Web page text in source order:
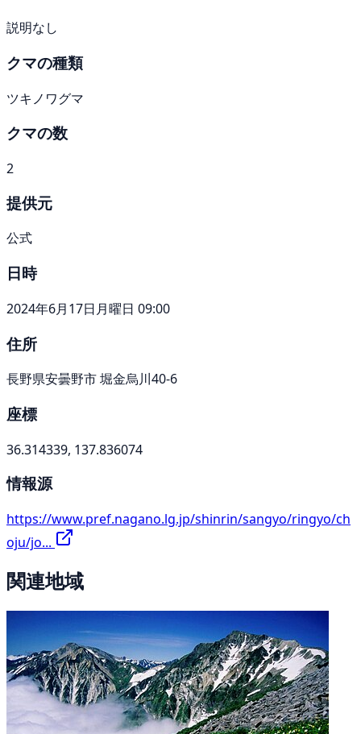
説明なし
クマの種類
ツキノワグマ
クマの数
2
提供元
公式
日時
2024年6月17日月曜日 09:00
住所
長野県安曇野市 堀金烏川40-6
座標
36.314339, 137.836074
情報源
https://www.pref.nagano.lg.jp/shinrin/sangyo/ringyo/ch
oju/jo...
関連地域